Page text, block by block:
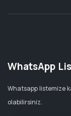
WhatsApp
Whatsapp listemize
olabilirsiniz.